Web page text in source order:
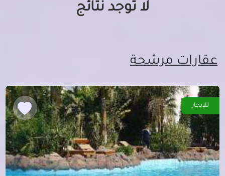
لا توجد نتائج
عقارات مرشحة
للإيجار